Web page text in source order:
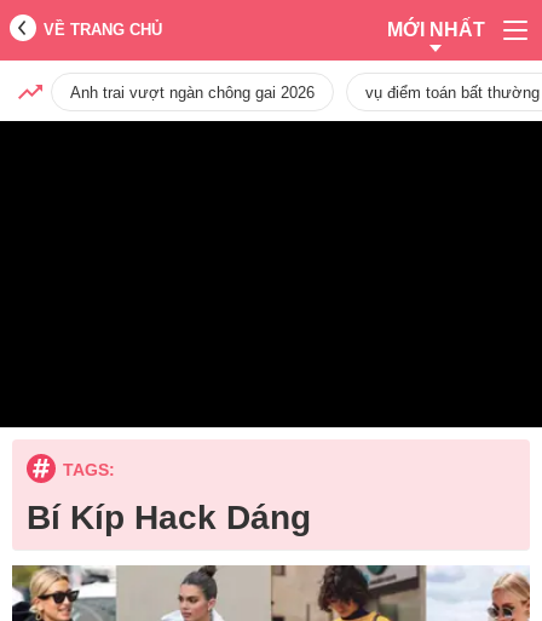
VỀ TRANG CHỦ MỚI NHẤT
Anh trai vượt ngàn chông gai 2026 vụ điểm toán bất
TAGS:
Bí Kíp Hack Dáng